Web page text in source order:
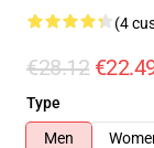
(4
€28.12
Type
Men